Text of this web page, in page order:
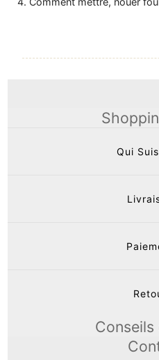
Qui
Conseils